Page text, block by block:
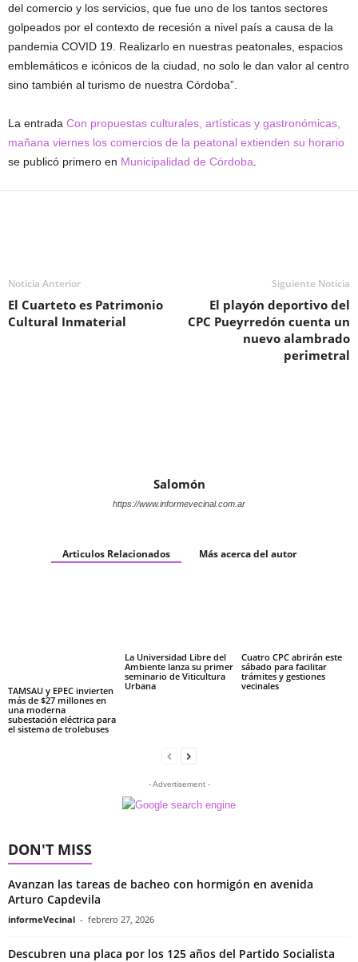
del comercio y los servicios, que fue uno de los tantos sectores
golpeados por el contexto de recesión a nivel país a causa de la
pandemia COVID 19. Realizarlo en nuestras peatonales, espacios
emblemáticos e icónicos de la ciudad, no solo le dan valor al centro
sino también al turismo de nuestra Córdoba”.
La entrada Con propuestas culturales, artísticas y gastronómicas,
mañana viernes los comercios de la peatonal extienden su horario
se publicó primero en Municipalidad de Córdoba
Noticia Anterior
El Cuarteto es Patrimonio
Cultural Inmaterial
Siguiente Noticia
El playón deportivo del
CPC Pueyrredón cuenta un
nuevo alambrado
perimetral
Salomón
https://www.informevecinal.com.ar
Articulos Relacionados Más acerca del autor
TAMSAU y EPEC invierten
más de $27 millones en
una moderna
subestación eléctrica para
el sistema de trolebuses
La Universidad Libre del
Ambiente lanza su primer
seminario de Viticultura
Urbana
Cuatro CPC abrirán este
sábado para facilitar
trámites y gestiones
vecinales
- Advertisement -
DON'T MISS
Avanzan las tareas de bacheo con hormigón en avenida
Arturo Capdevila
informeVecinal - febrero 27, 2026
Descubren una placa por los 125 años del Partido Socialista